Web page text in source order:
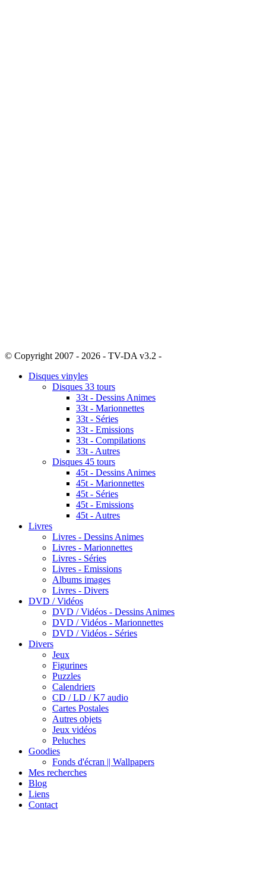
© Copyright 2007 - 2026 - TV-DA v3.2 -
Disques vinyles
Disques 33 tours
33t - Dessins Animes
33t - Marionnettes
33t - Séries
33t - Emissions
33t - Compilations
33t - Autres
Disques 45 tours
45t - Dessins Animes
45t - Marionnettes
45t - Séries
45t - Emissions
45t - Autres
Livres
Livres - Dessins Animes
Livres - Marionnettes
Livres - Séries
Livres - Emissions
Albums images
Livres - Divers
DVD / Vidéos
DVD / Vidéos - Dessins Animes
DVD / Vidéos - Marionnettes
DVD / Vidéos - Séries
Divers
Jeux
Figurines
Puzzles
Calendriers
CD / LD / K7 audio
Cartes Postales
Autres objets
Jeux vidéos
Peluches
Goodies
Fonds d'écran || Wallpapers
Mes recherches
Blog
Liens
Contact